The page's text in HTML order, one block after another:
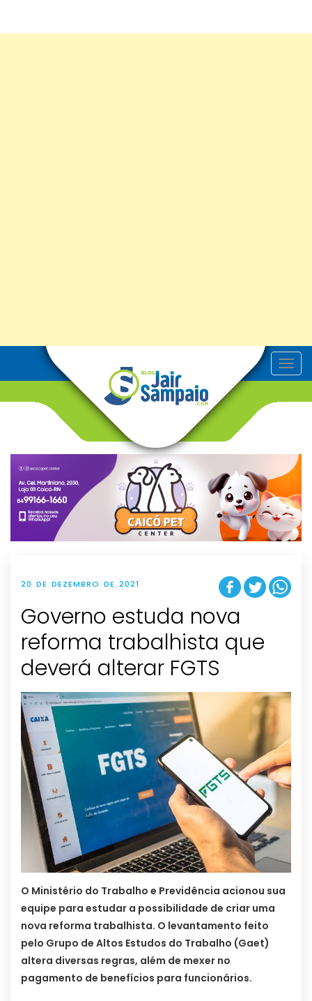
T
o
v
g
t
i
o
n
20 DE DEZEMBRO DE 2021
Governo estuda nova
reforma trabalhista que
deverá alterar FGTS
O Ministério do Trabalho e Previdência acionou sua
equipe para estudar a possibilidade de criar uma
nova reforma trabalhista. O levantamento feito
pelo Grupo de Altos Estudos do Trabalho (Gaet)
altera diversas regras, além de mexer no
pagamento de benefícios para funcionários.